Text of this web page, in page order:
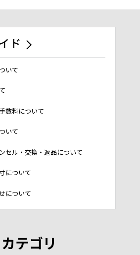
ド
いて
数料について
いて
セル・交換・返品について
について
について
カテゴリ